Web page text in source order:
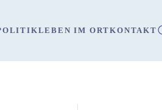
LEBEN IM ORTKONTAKT